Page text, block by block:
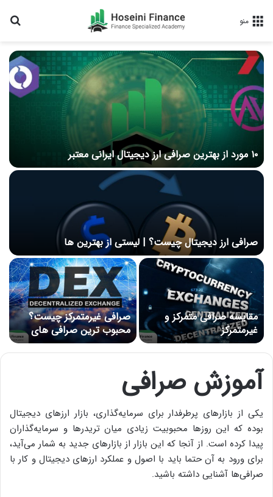
منو
۱۰ مورد از بهترین صرافی ارز دیجیتال ایرانی معتبر
صرافی ارز دیجیتال چیست؟ | لیستی از بهترین ها
مقایسه صرافی متمرکز و
غیرمتمرکز
صرافی غیرمتمرکز چیست؟
محبوب ترین صرافی های
غیرمتمرکز
آموزش صرافی
یکی از بازارهای پرطرفدار برای سرمایه‌گذاری‌، بازار ارزهای دیجیتال
بوده که این روزها محبوبیت زیادی میان تریدرها و سرمایه‌گذاران
پیدا کرده است. از آنجا که این بازار از بازارهای جدید به شمار می‌آید،
برای ورود به آن حتما باید با اصول و عملکرد ارزهای دیجیتال و کار با
صرافی‌ها آشنایی داشته باشید.